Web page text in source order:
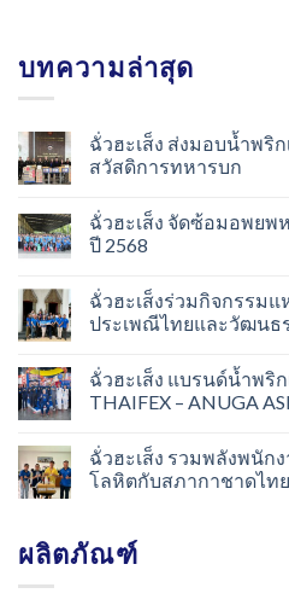
บทความล่าสุด
ฉั่วฮะเส็ง ส่งมอบน้ำพริ
สวัสดิการทหารบก
ฉั่วฮะเส็ง จัดซ้อมอพยพ
ปี 2568
ฉั่วฮะเส็งร่วมกิจกรรม
ประเพณีไทยและวัฒนธ
ฉั่วฮะเส็ง แบรนด์น้ำพริ
THAIFEX – ANUGA
ฉั่วฮะเส็ง รวมพลังพนัก
โลหิตกับสภากาชาดไทย
ผลิตภัณฑ์